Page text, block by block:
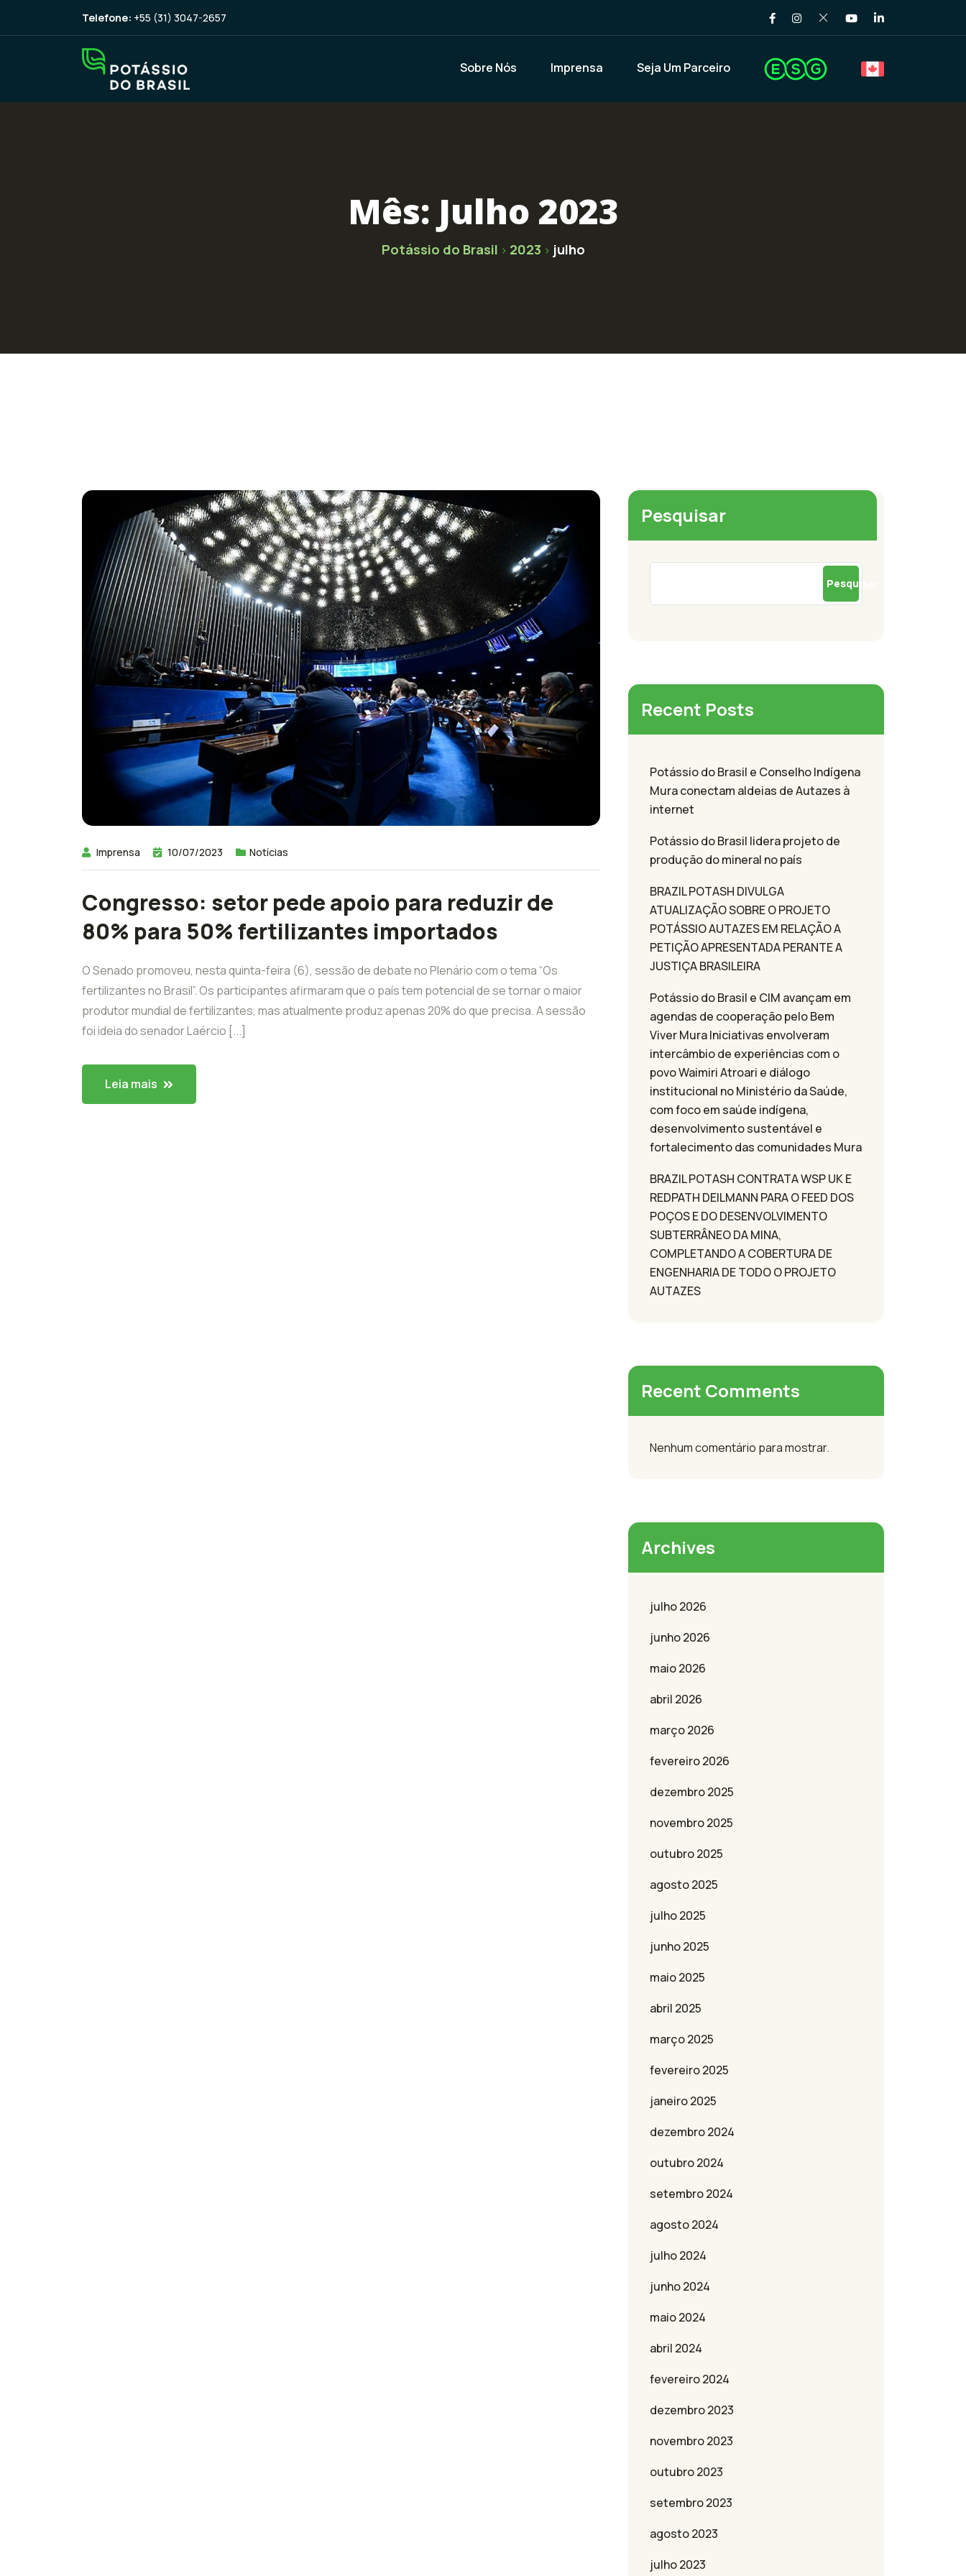
Telefone: +55 (31) 3047-2657
Sobre Nós Imprensa Seja Um Parceiro
Mês: Julho 2023
Potássio do Brasil > 2023 > julho
Imprensa 10/07/2023 Notícias
Congresso: setor pede apoio para reduzir de
80% para 50% fertilizantes importados
O Senado promoveu, nesta quinta-feira (6), sessão de debate no Plenário com o tema “Os
fertilizantes no Brasil”. Os participantes afirmaram que o país tem potencial de se tornar o maior
produtor mundial de fertilizantes, mas atualmente produz apenas 20% do que precisa. A sessão
foi ideia do senador Laércio [...]
Leia mais
Pesquisar
Pesquisar
Recent Posts
Potássio do Brasil e Conselho Indígena
Mura conectam aldeias de Autazes à
internet
Potássio do Brasil lidera projeto de
produção do mineral no país
BRAZIL POTASH DIVULGA
ATUALIZAÇÃO SOBRE O PROJETO
POTÁSSIO AUTAZES EM RELAÇÃO A
PETIÇÃO APRESENTADA PERANTE A
JUSTIÇA BRASILEIRA
Potássio do Brasil e CIM avançam em
agendas de cooperação pelo Bem
Viver Mura Iniciativas envolveram
intercâmbio de experiências com o
povo Waimiri Atroari e diálogo
institucional no Ministério da Saúde,
com foco em saúde indígena,
desenvolvimento sustentável e
fortalecimento das comunidades Mura
BRAZIL POTASH CONTRATA WSP UK E
REDPATH DEILMANN PARA O FEED DOS
POÇOS E DO DESENVOLVIMENTO
SUBTERRÂNEO DA MINA,
COMPLETANDO A COBERTURA DE
ENGENHARIA DE TODO O PROJETO
AUTAZES
Recent Comments
Nenhum comentário para mostrar.
Archives
julho 2026
junho 2026
maio 2026
abril 2026
março 2026
fevereiro 2026
dezembro 2025
novembro 2025
outubro 2025
agosto 2025
julho 2025
junho 2025
maio 2025
abril 2025
março 2025
fevereiro 2025
janeiro 2025
dezembro 2024
outubro 2024
setembro 2024
agosto 2024
julho 2024
junho 2024
maio 2024
abril 2024
fevereiro 2024
dezembro 2023
novembro 2023
outubro 2023
setembro 2023
agosto 2023
julho 2023